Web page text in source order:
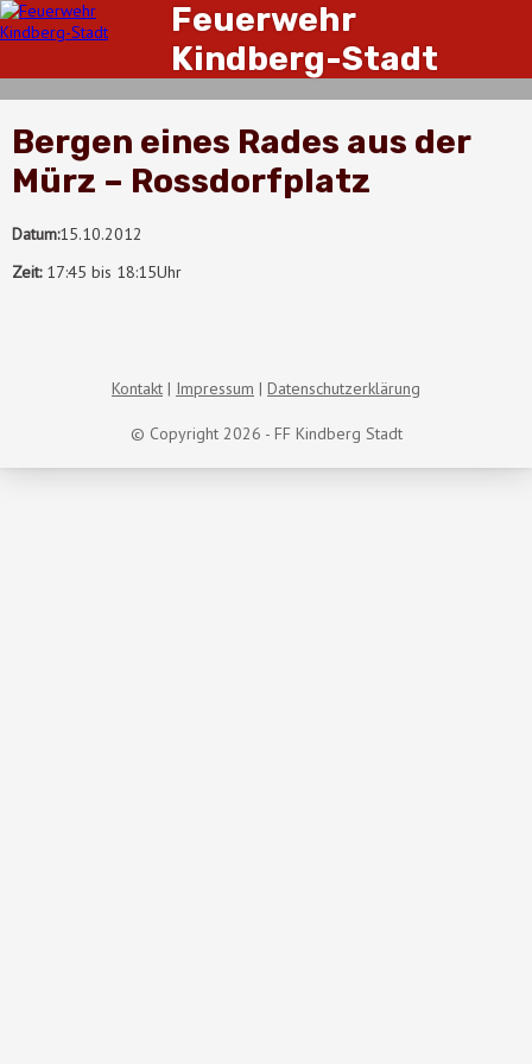
Feuerwehr
Kindberg-Stadt
Bergen eines Rades aus der
Mürz – Rossdorfplatz
Datum:15.10.2012
Zeit:17:45 bis 18:15Uhr
© Copyright 2026 - FF Kindberg Stadt
Kontakt Impressum Datenschutzerklärung